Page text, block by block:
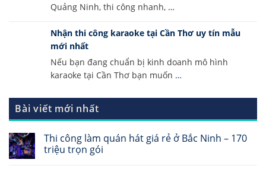
Quảng Ninh, thi công nhanh, …
Nhận thi công karaoke tại Cần Thơ uy tín mẫu
mới nhất
Nếu bạn đang chuẩn bị kinh doanh mô hình
karaoke tại Cần Thơ bạn muốn …
Bài viết mới nhất
Thi công làm quán hát giá rẻ ở Bắc Ninh – 170
triệu trọn gói